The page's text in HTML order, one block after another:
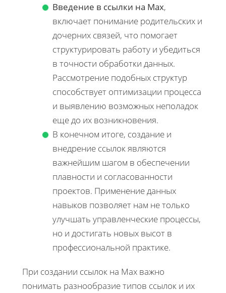
Введение в ссылки на Max,
включает понимание родительских и
дочерних связей, что помогает
структурировать работу и убедиться
в точности обработки данных.
Рассмотрение подобных структур
способствует оптимизации процесса
и выявлению возможных неполадок
еще до их возникновения.
В конечном итоге, создание и
внедрение ссылок являются
важнейшим шагом в обеспечении
плавности и согласованности
проектов. Применение данных
навыков позволяет нам не только
улучшать управленческие процессы,
но и достигать новых высот в
профессиональной практике.
При создании ссылок на Max важно
понимать разнообразие типов ссылок и их